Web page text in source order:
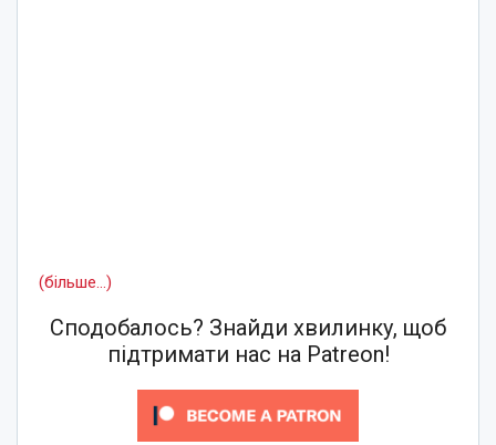
(більше…)
Сподобалось? Знайди хвилинку, щоб
підтримати нас на Patreon!